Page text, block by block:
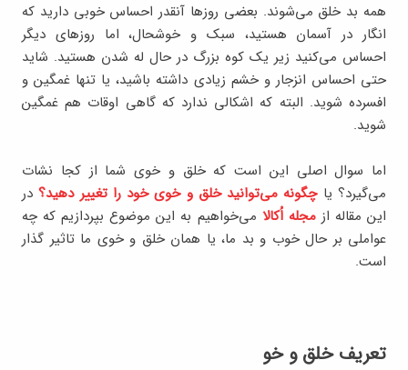
همه بد خلق می‌شوند. بعضی روزها آنقدر احساس خوبی دارید که
انگار در آسمان هستید، سبک و خوشحال، اما روزهای دیگر
احساس می‌کنید زیر یک کوه بزرگ در حال له شدن هستید. شاید
حتی احساس انزجار و خشم زیادی داشته باشید، یا تنها غمگین و
افسرده شوید. البته که اشکالی ندارد که گاهی اوقات هم غمگین
شوید.
اما سوال اصلی این است که خلق و خوی شما از کجا نشات
می‌گیرد؟ یاچگونه می‌توانید خلق و خوی خود را تغییر دهید؟در
این مقاله ازمجله اُکالا می‌خواهیم به این موضوع بپردازیم که چه
عواملی بر حال خوب و بد ما، یا همان خلق و خوی ما تاثیر گذار
است.
تعریف خلق و خو